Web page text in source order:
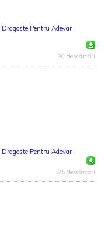
Dragoste Pentru Adevar
90 descărcări
Dragoste Pentru Adevar
95 descărcări